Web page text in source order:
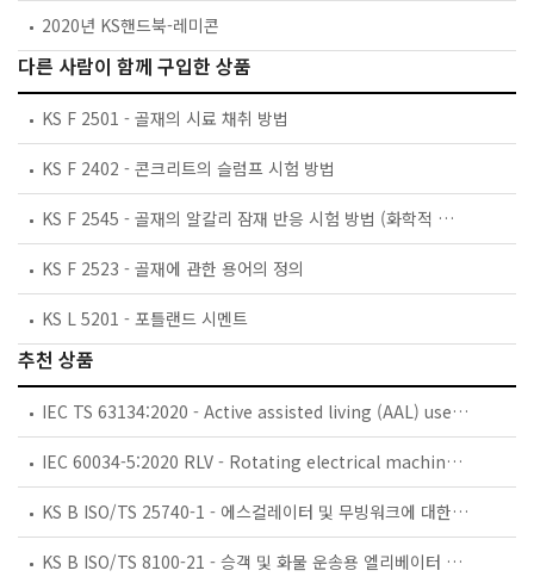
2020년 KS핸드북-레미콘
다른 사람이 함께 구입한 상품
KS F 2501 - 골재의 시료 채취 방법
KS F 2402 - 콘크리트의 슬럼프 시험 방법
KS F 2545 - 골재의 알칼리 잠재 반응 시험 방법 (화학적 방법)
KS F 2523 - 골재에 관한 용어의 정의
KS L 5201 - 포틀랜드 시멘트
추천 상품
IEC TS 63134:2020 - Active assisted living (AAL) use cases
IEC 60034-5:2020 RLV - Rotating electrical machines - Part 5: Degrees of protection provided by the integral design of rotating electrical machines (IP code) - Classification
KS B ISO/TS 25740-1 - 에스컬레이터 및 무빙워크에 대한 안전요건 — 제1부: 세계공통 필수 안전요건(GESRs)
KS B ISO/TS 8100-21 - 승객 및 화물 운송용 엘리베이터 —제21부: 세계공통 필수안전요건(GESRs)을 충족하는 세계공통 안전 파라미터(GSPs)